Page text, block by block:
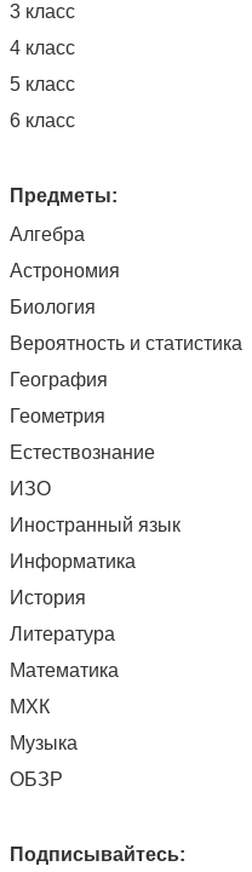
3 класс
4 класс
5 класс
6 класс
Предметы:
Алгебра
Астрономия
Биология
Вероятность и статистика
География
Геометрия
Естествознание
ИЗО
Иностранный язык
Информатика
История
Литература
Математика
МХК
Музыка
ОБЗР
Подписывайтесь: